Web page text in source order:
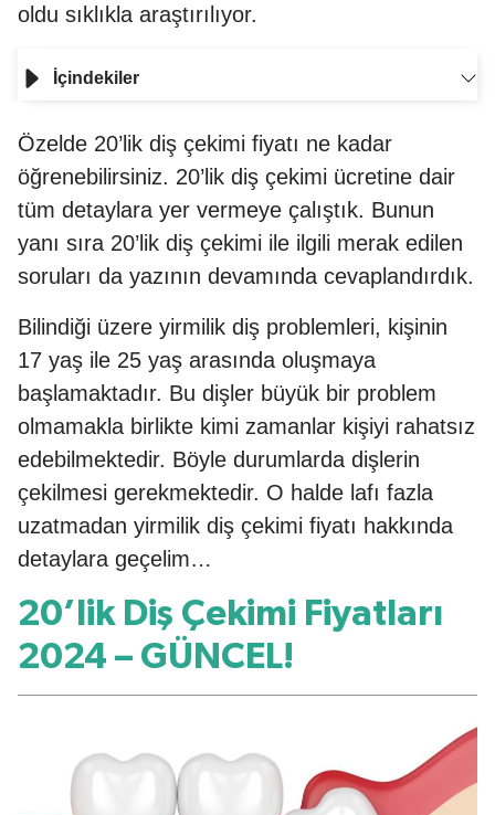
oldu sıklıkla araştırılıyor.
İçindekiler
Özelde 20’lik diş çekimi fiyatı ne kadar
öğrenebilirsiniz. 20’lik diş çekimi ücretine dair
tüm detaylara yer vermeye çalıştık. Bunun
yanı sıra 20’lik diş çekimi ile ilgili merak edilen
soruları da yazının devamında cevaplandırdık.
Bilindiği üzere yirmilik diş problemleri, kişinin
17 yaş ile 25 yaş arasında oluşmaya
başlamaktadır. Bu dişler büyük bir problem
olmamakla birlikte kimi zamanlar kişiyi rahatsız
edebilmektedir. Böyle durumlarda dişlerin
çekilmesi gerekmektedir. O halde lafı fazla
uzatmadan yirmilik diş çekimi fiyatı hakkında
detaylara geçelim…
20’lik Diş Çekimi Fiyatları
2024 – GÜNCEL!